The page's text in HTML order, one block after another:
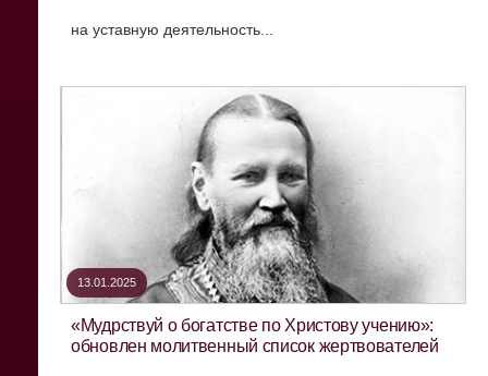
на уставную деятельность...
13.01.2025
«Мудрствуй о богатстве по Христову учению»:
обновлен молитвенный список жертвователей